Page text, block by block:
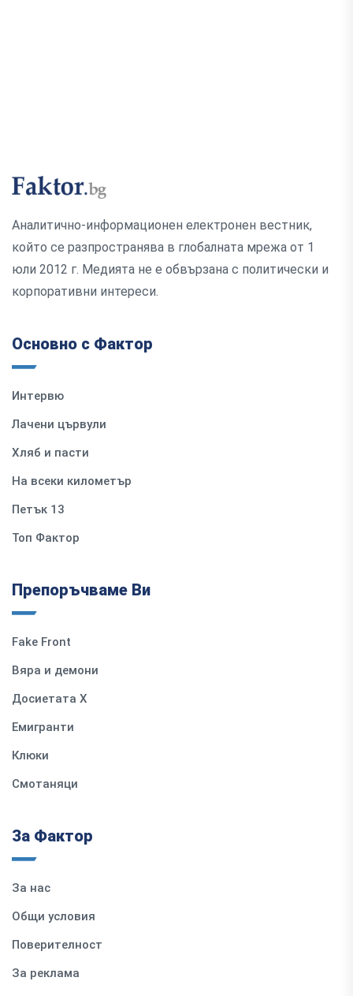
Аналитично-информационен електронен вестник,
който се разпространява в глобалната мрежа от 1
юли 2012 г. Медията не е обвързана с политически и
корпоративни интереси.
Основно с Фактор
Интервю
Лачени цървули
Хляб и пасти
На всеки километър
Петък 13
Топ Фактор
Препоръчваме Ви
Fake Front
Вяра и демони
Досиетата Х
Емигранти
Клюки
Смотаняци
За Фактор
За нас
Общи условия
Поверителност
За реклама